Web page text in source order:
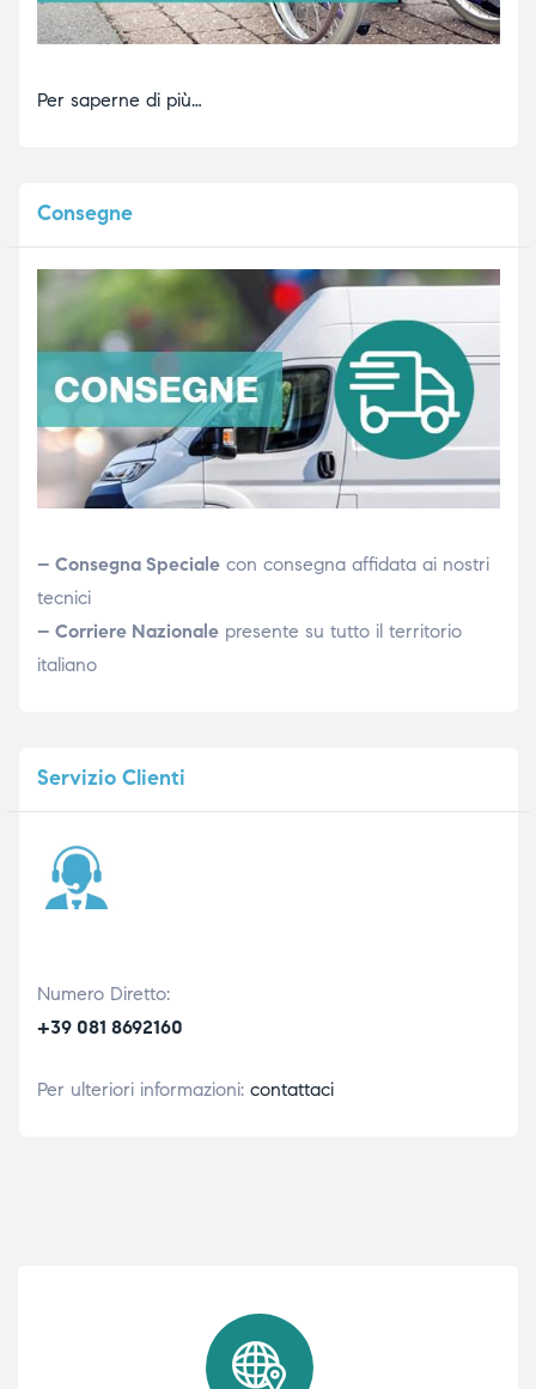
Per saperne di più…
Consegne
– Consegna Specialecon consegna affidata ai nostri
tecnici
– Corriere Nazionalepresente su tutto il territorio
italiano
ServizioClienti
Numero Diretto:
+39 081 8692160
Per ulteriori informazioni: contattaci